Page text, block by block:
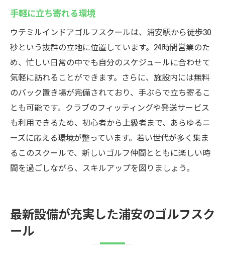
手軽に立ち寄れる環境
ウテミルインドアゴルフスクールは、浦安駅から徒歩30
秒という抜群の立地に位置しています。24時間営業のた
め、忙しい日常の中でも自分のスケジュールに合わせて
気軽に訪れることができます。さらに、施設内には無料
のバック置き場が完備されており、手ぶらで立ち寄るこ
とも可能です。クラブのフィッティングや発送サービス
も利用できるため、初心者から上級者まで、あらゆるニ
ーズに応える環境が整っています。若い世代が多く集ま
るこのスクールで、新しいゴルフ仲間とともに楽しい時
間を過ごしながら、スキルアップを図りましょう。
最新設備が充実した浦安のゴルフスク
ール